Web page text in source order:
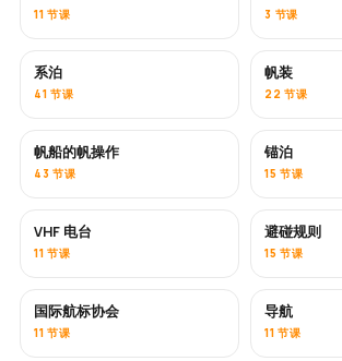
11 节课 3 节课
系泊
41 节课
帆装
22 节课
帆船的帆操作
43 节课
锚泊
15 节课
VHF 电台
11 节课
避碰规则
15 节课
国际航标协会
11 节课
导航
11 节课